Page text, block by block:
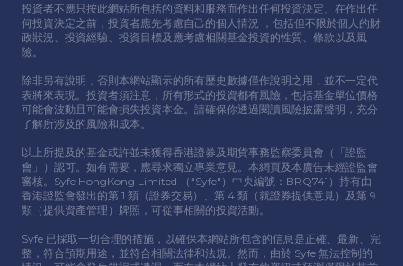
投資者不應只按此網站所包括的資料和服務⽽作出任何投資決定。在作出任
何投資決定之前，投資者應先考慮⾃⼰的個⼈情況 ，包括但不限於個⼈的財
政狀況、投資經驗、投資⽬標及應考慮相關基⾦投資的性質、條款以及風
險。
除非另有說明，否則本網站顯示的所有歷史數據僅作說明之⽤，並不⼀定代
表將來表現。投資者須注意，所有形式的投資都有風險，包括基⾦單位價格
可能會波動且可能會損失投資本⾦。請確保你透過閱讀風險披露聲明，充分
了解所涉及的風險和成本。
以上所提及的基⾦或許並未獲得香港證券及期貨事務監察委員會（「證監
會」）認可。如有需要，應尋求獨立專業意⾒。本網頁及本廣告未經證監會
審核。Syfe HongKong Limited （“Syfe"）中央編號：BRQ741）持有由
香港證監會發出的第 1 類（證券交易）、第 4 類（就證券提供意⾒）及第 9
類（提供資產管理）牌照，可從事相關的投資活動。
Syfe 已採取⼀切合理的措施，以確保本網站所包含的信息是正確、最新、完
整，符合預期⽤途，並符合相關法律和法規。然⽽，由於 Syfe 無法控制的